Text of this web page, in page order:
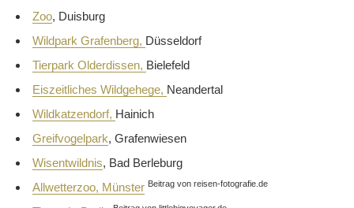
Zoo, Duisburg
Wildpark Grafenberg, Düsseldorf
Tierpark Olderdissen, Bielefeld
Eiszeitliches Wildgehege, Neandertal
Wildkatzendorf, Hainich
Greifvogelpark, Grafenwiesen
Wisentwildnis, Bad Berleburg
Allwetterzoo, Münster Beitrag von reisen-fotografie.de